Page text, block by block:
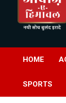
HOME
SPORTS